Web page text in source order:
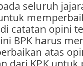
seluruh
catatan opini
BPK harus
atas